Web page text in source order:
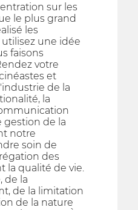
sur les
le plus grand
les
une idée
faisons
votre
et
de la
la
gestion de la
notre
soin de
des
la qualité de vie.
de la
de la limitation
de la nature